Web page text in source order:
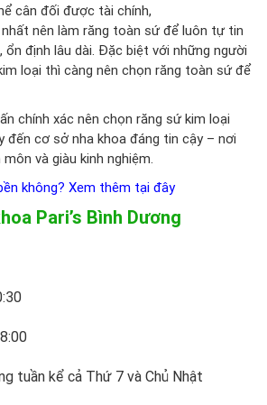
cân đối được tài chính,
nên làm răng toàn sứ để luôn tự tin
ổn định lâu dài. Đặc biệt với những người
loại thì càng nên chọn răng toàn sứ để
chính xác nên chọn răng sứ kim loại
đến cơ sở nha khoa đáng tin cậy – nơi
và giàu kinh nghiệm.
không? Xem thêm tại đây
Pari’s Bình Dương
tuần kể cả Thứ 7 và Chủ Nhật